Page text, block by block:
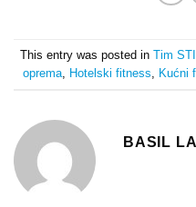
This entry was posted in Tim
oprema, Hotelski fitness Kućni
BASIL